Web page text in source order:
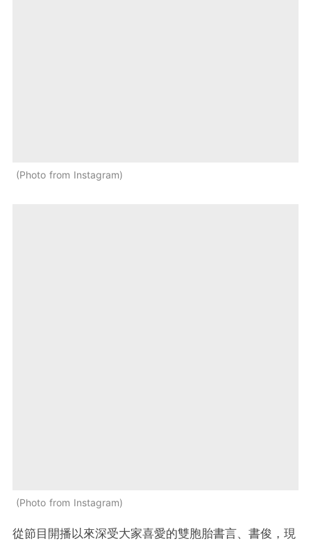
Photo from Instagram
Photo from Instagram
從節目開播以來深受大家喜愛的雙胞胎書言、書俊，現